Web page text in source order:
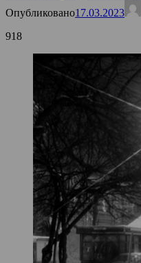
Опубликовано17.03.2023
918